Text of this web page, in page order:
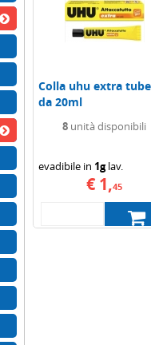
Colla uhu extra
da 20ml
8 unità disponibili
evadibile in 1glav.
€ 1,45